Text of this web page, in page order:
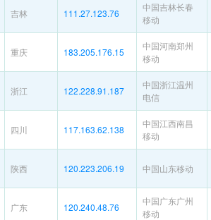
吉林 111.27.123.76
中国吉林长春
移动
重庆 183.205.176.15
中国河南郑州
移动
浙江 122.228.91.187
中国浙江温州
电信
四川 117.163.62.138
中国江西南昌
移动
陕西 120.223.206.19 中国山东移动
广东 120.240.48.76
中国广东广州
移动